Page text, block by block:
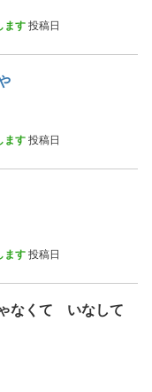
ます 投稿日
ます 投稿日
ます 投稿日
なくて いなして